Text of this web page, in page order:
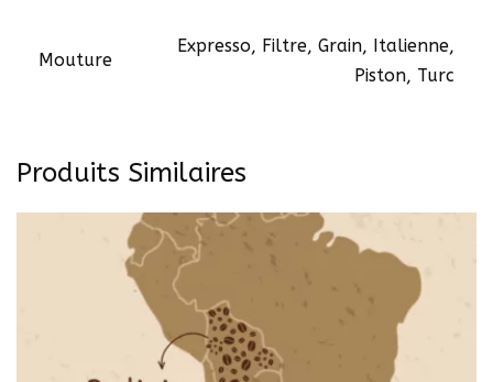
Mouture
Expresso, Filtre, Grain, Italienne,
Piston, Turc
Produits Similaires